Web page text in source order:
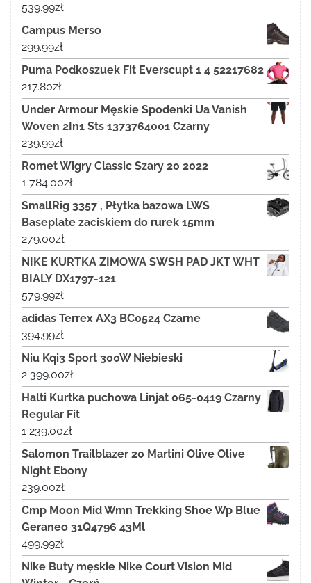
539.99zł
Campus Merso
299.99zł
Puma Podkoszuek Fit Everscupt 1 4 52217682
217.80zł
Under Armour Męskie Spodenki Ua Vanish
Woven 2In1 Sts 1373764001 Czarny
239.99zł
Romet Wigry Classic Szary 20 2022
1 784.00zł
SmallRig 3357 , Płytka bazowa LWS
Baseplate zaciskiem do rurek 15mm
279.00zł
NIKE KURTKA ZIMOWA SWSH PAD JKT WHT
BIALY DX1797-121
579.99zł
adidas Terrex AX3 BC0524 Czarne
394.99zł
Niu Kqi3 Sport 300W Niebieski
2 399.00zł
Halti Kurtka puchowa Linjat 065-0419 Czarny
Regular Fit
1 239.00zł
Salomon Trailblazer 20 Martini Olive Olive
Night Ebony
239.00zł
Cmp Moon Mid Wmn Trekking Shoe Wp Blue
Geraneo 31Q4796 43Ml
499.99zł
Nike Buty męskie Nike Court Vision Mid